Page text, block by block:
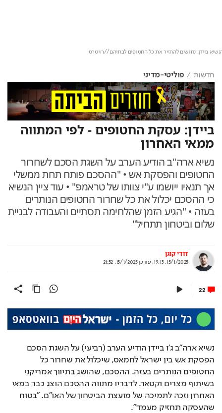
ביידן: נחושים להחזיר את כל החטופים לבתיהם//רויטרס
חדשות פוליטי-מדיני
ביידן: עסקת החטופים - לפי המתווה
ממאי האחרון
נשיא ארה"ב הודיע הערב על השגת הסכם לשחרור
החטופים והפסקת אש • "ההסכם פותח תחת ממשלי
אך תנאיו ייושמו ע"י צוותו של טראמפ" • עוד ציין הנשיא
כי ההסכם יכלול את כל שחרור החטופים הנותרים
בעזה • "הגיע הזמן שהלחימה תסתיים והעבודה לבניית
שלום וביטחון תתחיל"
דודי קוגן
15/1/2025, 19:13
,עודכן15/1/2025, 21:52
22
נשיא ארה"ב ג'ו ביידן הודיע הערב (רביעי) על השגת הסכם
הפסקת אש בין ישראל לחמאס, שיכלול את שחרור כל
החטופים הנותרים בעזה. ההסכם, שהושג בתיווך אמריקני
בשיתוף מצרים וקטאר. לדבריו מתווה ההסכם הוצג כבר במאי
האחרון וזכה לתמיכה של מועצת הביטחון של האו"ם. "בטוח
שהעסקה תחזיק מעמד".